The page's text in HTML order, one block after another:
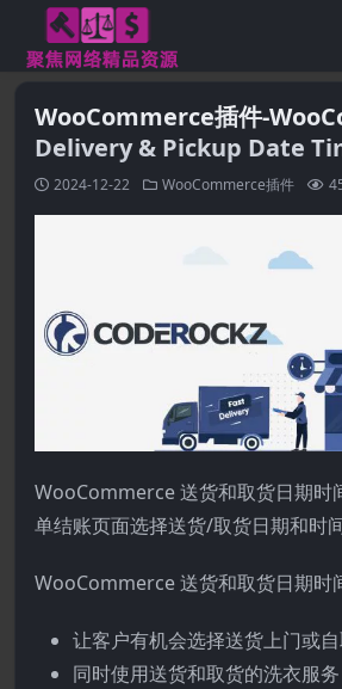
WooCommerce插件-
Delivery & Pickup Date
2024-12-22 WooCommerce插件
WooCommerce 送货和取货日期时
单结账页面选择送货/取货日期和时间
WooCommerce 送货和取货日期时
让客户有机会选择送货上门或自
同时使用送货和取货的洗衣服务